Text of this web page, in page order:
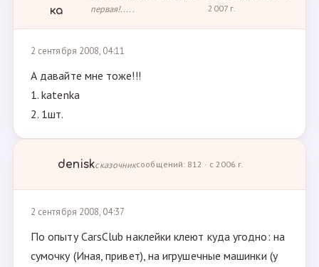
ка
первая!.....
2007 г.
2 сентября 2008, 04:11
А давайте мне тоже!!!
1. katenka
2. 1шт.
deniskсказочниксообщений: 812 · с 2006 г.
2 сентября 2008, 04:37
По опыту CarsClub наклейки клеют куда угодно: на
сумочку (Иная, привет), на игрушечные машинки (у